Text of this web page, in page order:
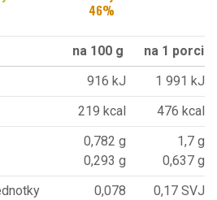
46%
na 100 g
na 1 porci
916 kJ
1 991 kJ
219 kcal
476 kcal
0,782 g
0,293 g
1,7 g
0,637 g
0,078
0,17 SVJ